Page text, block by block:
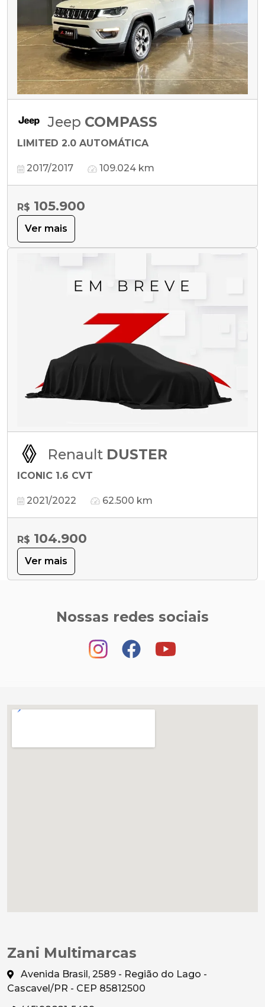
Jeep COMPASS
LIMITED 2.0 AUTOMÁTICA
2017/2017 109.024 km
R$ 105.900
Ver mais
Renault DUSTER
ICONIC 1.6 CVT
2021/2022 62.500 km
R$ 104.900
Ver mais
Nossas redes sociais
Zani Multimarcas
Avenida Brasil, 2589 - Região do Lago -
Cascavel/PR - CEP 85812500